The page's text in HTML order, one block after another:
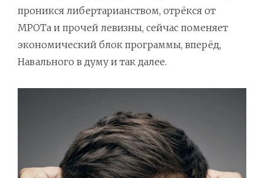
проникся либертарианством, отрёкся от
МРОТа и прочей левизны, сейчас поменяет
экономический блок программы, вперёд,
Навального в думу и так далее.